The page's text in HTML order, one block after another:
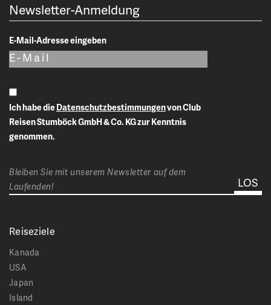
Newsletter-Anmeldung
E-Mail-Adresse eingeben
Ich habe dieDatenschutzbestimmungen
Reisen Stumböck GmbH & Co. KG zur Kenntnis
genommen.
Bleiben Sie mit unserem Newsletter auf dem
Laufenden!
Reiseziele
Kanada
USA
Japan
Island